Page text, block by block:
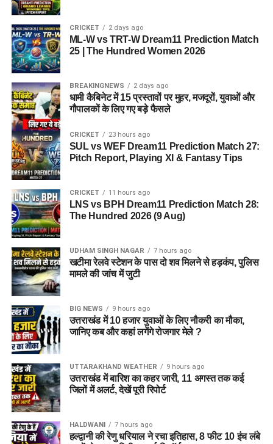
CRICKET 2 days ago
ML-W vs TRT-W Dream11 Prediction Match
25 | The Hundred Women 2026
BREAKINGNEWS 2 days ago
धामी कैबिनेट में 15 प्रस्तावों पर मुहर, मजदूरों, युवाओं और
गौपालकों के लिए गए बड़े फैसले
CRICKET 23 hours ago
SUL vs WEF Dream11 Prediction Match 27:
Pitch Report, Playing XI & Fantasy Tips
CRICKET 11 hours ago
LNS vs BPH Dream11 Prediction Match 28:
The Hundred 2026 (9 Aug)
UDHAM SINGH NAGAR 7 hours ago
खटीमा रेलवे स्टेशन के पास दो शव मिलने से हड़कंप, पुलिस
मामले की जांच में जुटी
BIG NEWS 9 hours ago
उत्तराखंड में 10 हजार युवाओं के लिए नौकरी का मौका,
जानिए कब और कहां लगेंगे रोजगार मेले ?
UTTARAKHAND WEATHER 9 hours ago
उत्तराखंड में बारिश का कहर जारी, 11 अगस्त तक कई
जिलों में अलर्ट, देखें पूरी रिपोर्ट
HALDWANI 7 hours ago
हल्द्वानी की रेणु धरियाल ने रचा इतिहास, 8 फीट 10 इंच लंबे